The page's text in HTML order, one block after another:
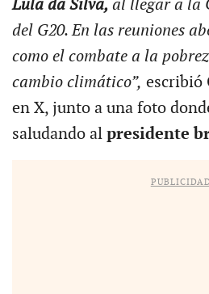
Lula da Silva, al llegar a la
del G20. En las reuniones
como el combate a la
cambio climático”, escribió
en X, junto a una foto
saludando al presidente
PUBLICIDAD